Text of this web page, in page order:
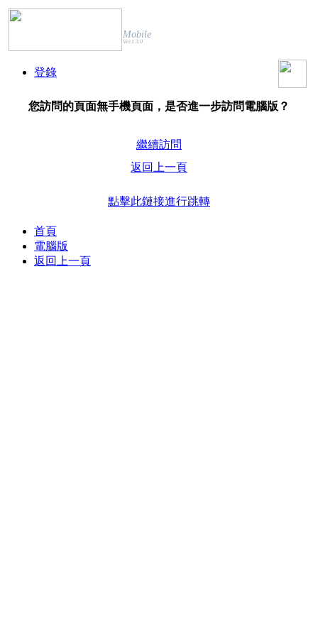
Mobile
Ver.1.3.0
登錄
您訪問的頁面無手機頁面，是否進一步訪問電腦版？
繼續訪問
返回上一頁
點擊此鏈接進行跳轉
首頁
電腦版
返回上一頁